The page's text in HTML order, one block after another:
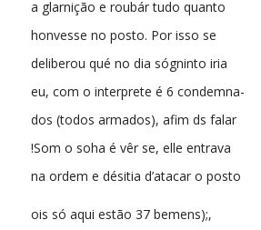
a glarnição e roubár tudo quanto
honvesse no posto. Por isso se
deliberou qué no dia sógninto iria
eu, com o interprete é 6 condemna-
dos (todos armados), afim ds falar
!Som o soha é vêr se, elle entrava
na ordem e désitia d’atacar o posto
ois só aqui estão 37 bemens);,